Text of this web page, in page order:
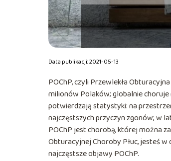
Data publikacji: 2021-05-13
POChP, czyli Przewlekła
milionów Polaków; globalnie
potwierdzają statystyki: na
najczęstszych przyczyn zgonów; w
POChP jest chorobą, której można
Obturacyjnej Choroby Płuc, jesteś
najczęstsze objawy POChP.